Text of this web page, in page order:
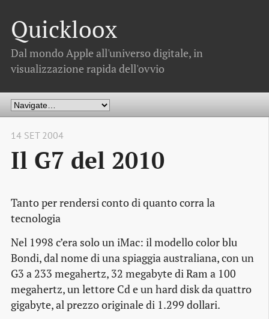
Quickloox
Dal mondo Apple all'universo digitale, in
visualizzazione rapida dell'ovvio
14 SET 2004
Il G7 del 2010
Tanto per rendersi conto di quanto corra la
tecnologia
Nel 1998 c’era solo un iMac: il modello color blu
Bondi, dal nome di una spiaggia australiana, con un
G3 a 233 megahertz, 32 megabyte di Ram a 100
megahertz, un lettore Cd e un hard disk da quattro
gigabyte, al prezzo originale di 1.299 dollari.